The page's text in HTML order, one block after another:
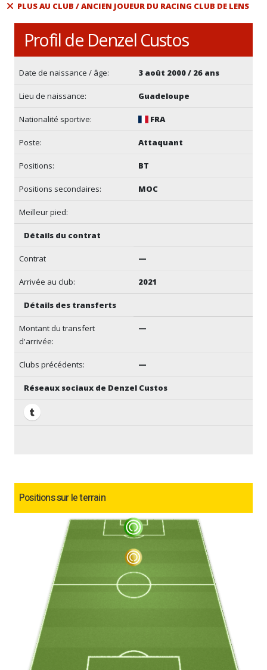
PLUS AU CLUB / ANCIEN JOUEUR DU RACING CLUB DE LENS
Profil de Denzel Custos
Date de naissance / âge: 3 août 2000 / 26 ans
Lieu de naissance: Guadeloupe
Nationalité sportive: FRA
Poste: Attaquant
Positions: BT
Positions secondaires: MOC
Meilleur pied:
Détails du contrat
Contrat —
Arrivée au club: 2021
Détails des transferts
Montant du transfert
d'arrivée:
—
Clubs précédents: —
Réseaux sociaux de Denzel Custos
Positions sur le terrain